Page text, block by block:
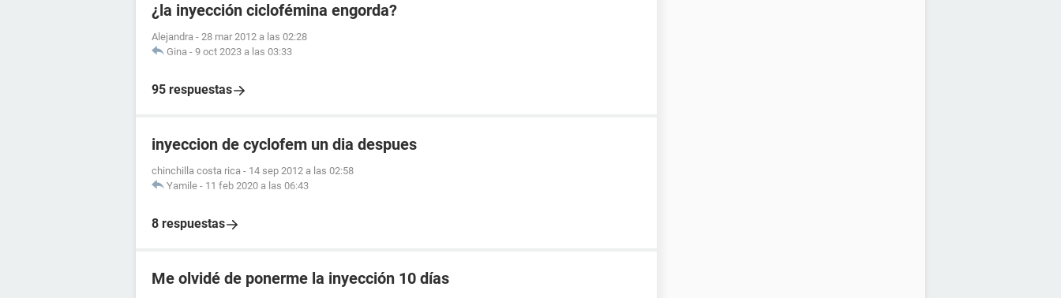
¿la inyección ciclofémina engorda?
Alejandra - 28 mar 2012 a las 02:28
Gina - 9 oct 2023 a las 03:33
95 respuestas
inyeccion de cyclofem un dia despues
chinchilla costa rica - 14 sep 2012 a las 02:58
Yamile - 11 feb 2020 a las 06:43
8 respuestas
Me olvidé de ponerme la inyección 10 días